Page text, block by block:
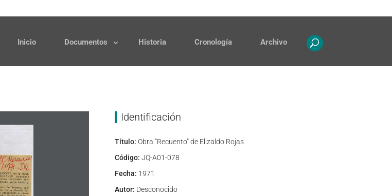
Inicio Documentos Historia Cronología Archivo
Identificación
Título: Obra "Recuento" de Elizaldo Rojas
Código: JQ-A01-078
Fecha: 1971
Autor: Desconocido